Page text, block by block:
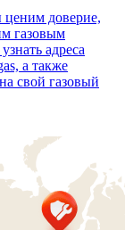
ценим доверие,
газовым
адреса
а также
свой газовый